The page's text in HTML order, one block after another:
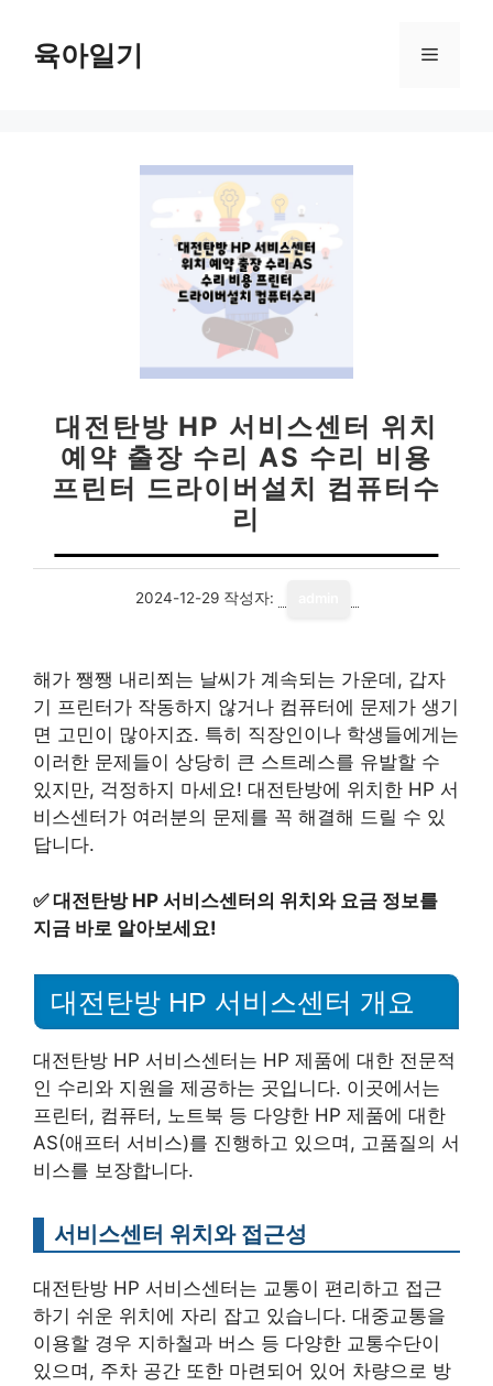
육아일기 메
대전탄방 HP 서비스센터 위치
예약 출장 수리 AS 수리 비용
프린터 드라이버설치 컴퓨터수
리
2024-12-29 작성자:
해가 쨍쨍 내리쬐는 날씨가 계속되는 가운데, 갑자
기 프린터가 작동하지 않거나 컴퓨터에 문제가 생기
면 고민이 많아지죠. 특히 직장인이나 학생들에게는
이러한 문제들이 상당히 큰 스트레스를 유발할 수
있지만, 걱정하지 마세요! 대전탄방에 위치한 HP 서
비스센터가 여러분의 문제를 꼭 해결해 드릴 수 있
답니다.
✅대전탄방 HP 서비스센터의 위치와 요금 정보를
지금 바로 알아보세요!
대전탄방 HP 서비스센터 개요
대전탄방 HP 서비스센터는 HP 제품에 대한 전문적
인 수리와 지원을 제공하는 곳입니다. 이곳에서는
프린터, 컴퓨터, 노트북 등 다양한 HP 제품에 대한
AS(애프터 서비스)를 진행하고 있으며, 고품질의 서
비스를 보장합니다.
서비스센터 위치와 접근성
대전탄방 HP 서비스센터는 교통이 편리하고 접근
하기 쉬운 위치에 자리 잡고 있습니다. 대중교통을
이용할 경우 지하철과 버스 등 다양한 교통수단이
있으며, 주차 공간 또한 마련되어 있어 차량으로 방